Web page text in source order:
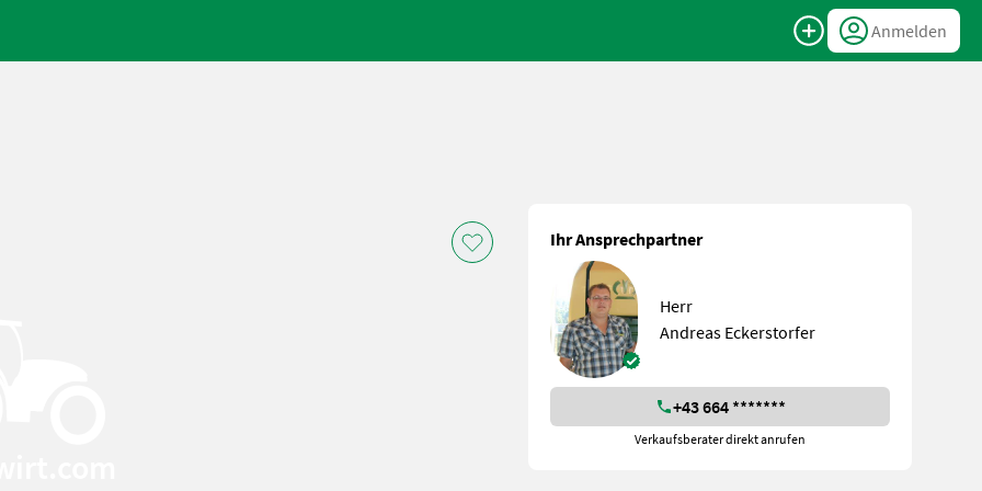
Anmelden
Ihr Ansprechpartner
Herr
Andreas Eckerstorfer
+43 664 *******
Verkaufsberater direkt anrufen